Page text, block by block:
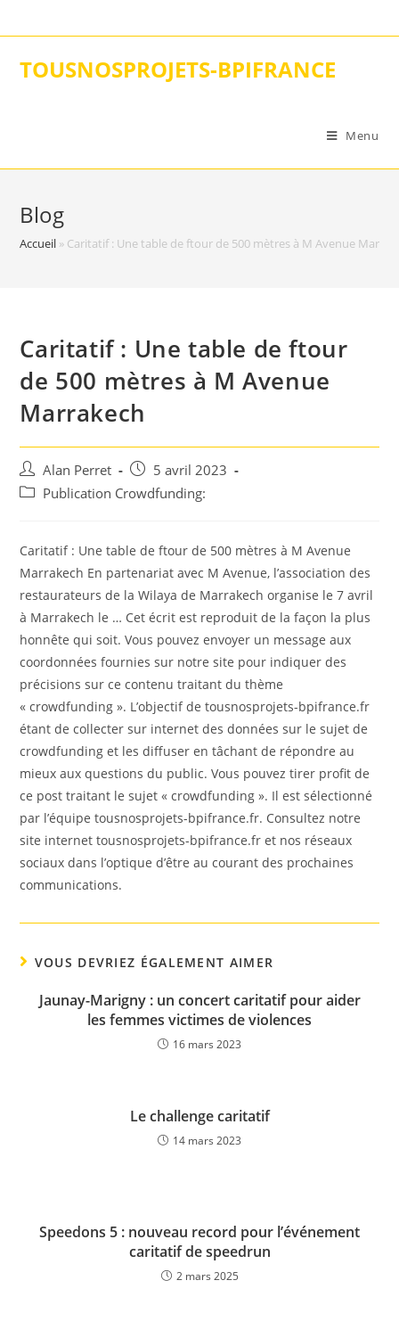
to
TOUSNOSPROJETS-BPIFRANCE
Menu
Blog
Accueil » Caritatif : Une table de ftour de 500 mètres à M Avenue
Caritatif : Une table de ftour
de 500 mètres à M Avenue
Marrakech
Auteur/autrice
de
Alan Perret
Post
published:
5 avril 2023
PostPublication Crowdfunding:
Caritatif : Une table de ftour de 500 mètres à M Avenue
Marrakech En partenariat avec M Avenue, l’association des
restaurateurs de la Wilaya de Marrakech organise le 7 avril
à Marrakech le … Cet écrit est reproduit de la façon la plus
honnête qui soit. Vous pouvez envoyer un message aux
coordonnées fournies sur notre site pour indiquer des
précisions sur ce contenu traitant du thème
« crowdfunding ». L’objectif de tousnosprojets-bpifrance.fr
étant de collecter sur internet des données sur le sujet de
crowdfunding et les diffuser en tâchant de répondre au
mieux aux questions du public. Vous pouvez tirer profit de
ce post traitant le sujet « crowdfunding ». Il est sélectionné
par l’équipe tousnosprojets-bpifrance.fr. Consultez notre
site internet tousnosprojets-bpifrance.fr et nos réseaux
sociaux dans l’optique d’être au courant des prochaines
communications.
VOUS DEVRIEZ ÉGALEMENT AIMER
Jaunay-Marigny : un concert caritatif pour aider
les femmes victimes de violences
16 mars 2023
Le challenge caritatif
14 mars 2023
Speedons 5 : nouveau record pour l’événement
caritatif de speedrun
2 mars 2025